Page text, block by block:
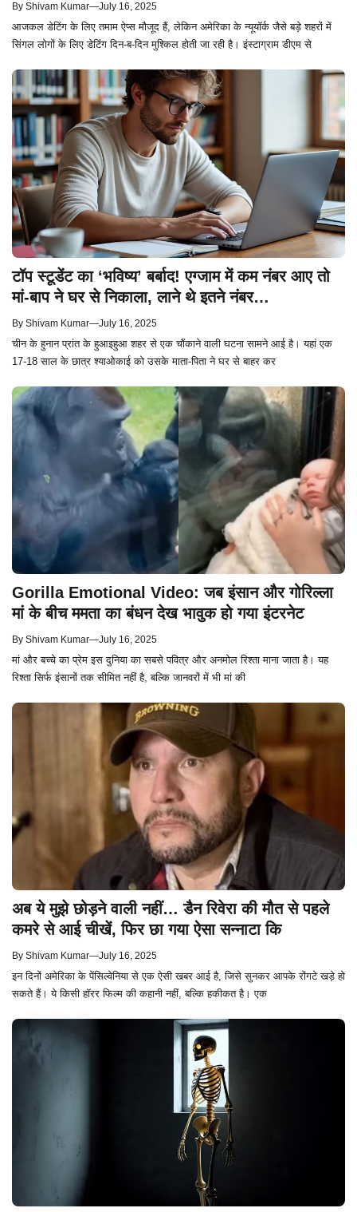
By Shivam Kumar—July 16, 2025
आजकल डेटिंग के लिए तमाम ऐप्स मौजूद हैं, लेकिन अमेरिका के न्यूयॉर्क जैसे बड़े शहरों में
सिंगल लोगों के लिए डेटिंग दिन-ब-दिन मुश्किल होती जा रही है। इंस्टाग्राम डीएम से
टॉप स्टूडेंट का ‘भविष्य’ बर्बाद! एग्जाम में कम नंबर आए तो
मां-बाप ने घर से निकाला, लाने थे इतने नंबर…
By Shivam Kumar—July 16, 2025
चीन के हुनान प्रांत के हुआइहुआ शहर से एक चौंकाने वाली घटना सामने आई है। यहां एक
17-18 साल के छात्र श्याओकाई को उसके माता-पिता ने घर से बाहर कर
Gorilla Emotional Video: जब इंसान और गोरिल्ला
मां के बीच ममता का बंधन देख भावुक हो गया इंटरनेट
By Shivam Kumar—July 16, 2025
मां और बच्चे का प्रेम इस दुनिया का सबसे पवित्र और अनमोल रिश्ता माना जाता है। यह
रिश्ता सिर्फ इंसानों तक सीमित नहीं है, बल्कि जानवरों में भी मां की
अब ये मुझे छोड़ने वाली नहीं… डैन रिवेरा की मौत से पहले
कमरे से आई चीखें, फिर छा गया ऐसा सन्नाटा कि
By Shivam Kumar—July 16, 2025
इन दिनों अमेरिका के पेंसिल्वेनिया से एक ऐसी खबर आई है, जिसे सुनकर आपके रोंगटे खड़े हो
सकते हैं। ये किसी हॉरर फिल्म की कहानी नहीं, बल्कि हकीकत है। एक